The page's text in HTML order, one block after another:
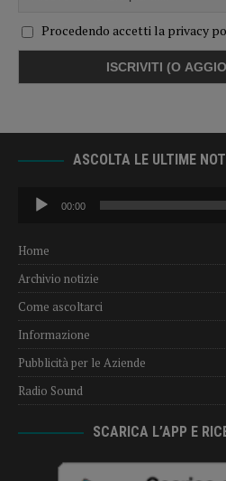
Procedendo accetti la privacy
ASCOLTA LE ULTIME
Audio
Player
00:00
Home
Archivio notizie
Come ascoltarci
Informazione
Pubblicità per le Aziende
Radio Sound
SCARICA L’APP E